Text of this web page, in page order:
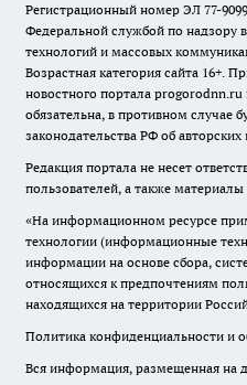
Регистрационный номер ЭЛ 77-
Федеральной службой по надзору
технологий и массовых
Возрастная категория сайта 16+.
новостного портала progorodnn.ru
обязательна, в противном случае
законодательства РФ об
Редакция портала не несет
пользователей, а также
«На информационном ресурсе
технологии (информационные
информации на основе сбора,
относящихся к предпочтениям
находящихся на территории
Политика конфиденциальности и
Вся информация, размещенная на